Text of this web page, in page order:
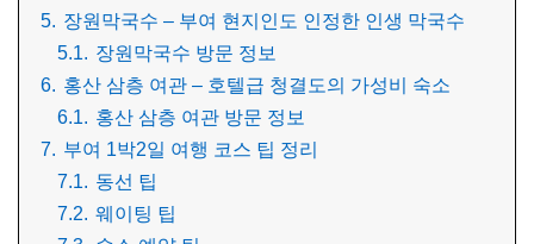
5. 장원막국수 – 부여 현지인도 인정한 인생 막국수
5.1. 장원막국수 방문 정보
6. 홍산 삼층 여관 – 호텔급 청결도의 가성비 숙소
6.1. 홍산 삼층 여관 방문 정보
7. 부여 1박2일 여행 코스 팁 정리
7.1. 동선 팁
7.2. 웨이팅 팁